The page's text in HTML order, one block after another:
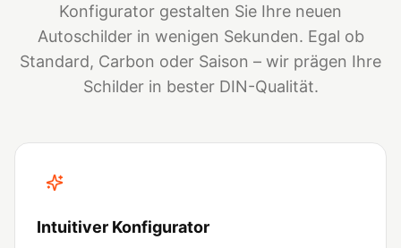
Konfigurator gestalten Sie Ihre neuen
Autoschilder in wenigen Sekunden. Egal ob
Standard, Carbon oder Saison – wir prägen Ihre
Schilder in bester DIN-Qualität.
Intuitiver Konfigurator